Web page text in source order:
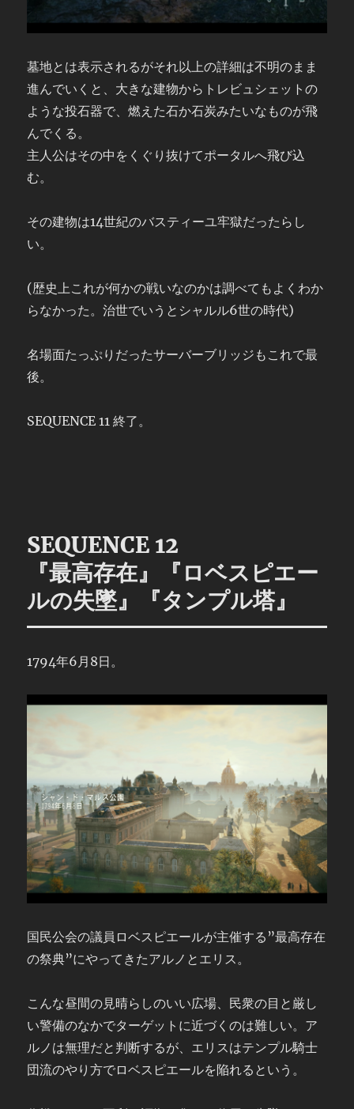
墓地とは表示されるがそれ以上の詳細は不明のまま
進んでいくと、大きな建物からトレビュシェットの
ような投石器で、燃えた石か石炭みたいなものが飛
んでくる。
主人公はその中をくぐり抜けてポータルへ飛び込
む。
その建物は14世紀のバスティーユ牢獄だったらし
い。
(歴史上これが何かの戦いなのかは調べてもよくわか
らなかった。治世でいうとシャルル6世の時代)
名場面たっぷりだったサーバーブリッジもこれで最
後。
SEQUENCE 11 終了。
SEQUENCE 12
『最高存在』『ロベスピエー
ルの失墜』『タンプル塔』
1794年6月8日。
国民公会の議員ロベスピエールが主催する”最高存在
の祭典”にやってきたアルノとエリス。
こんな昼間の見晴らしのいい広場、民衆の目と厳し
い警備のなかでターゲットに近づくのは難しい。ア
ルノは無理だと判断するが、エリスはテンプル騎士
団流のやり方でロベスピエールを陥れるという。